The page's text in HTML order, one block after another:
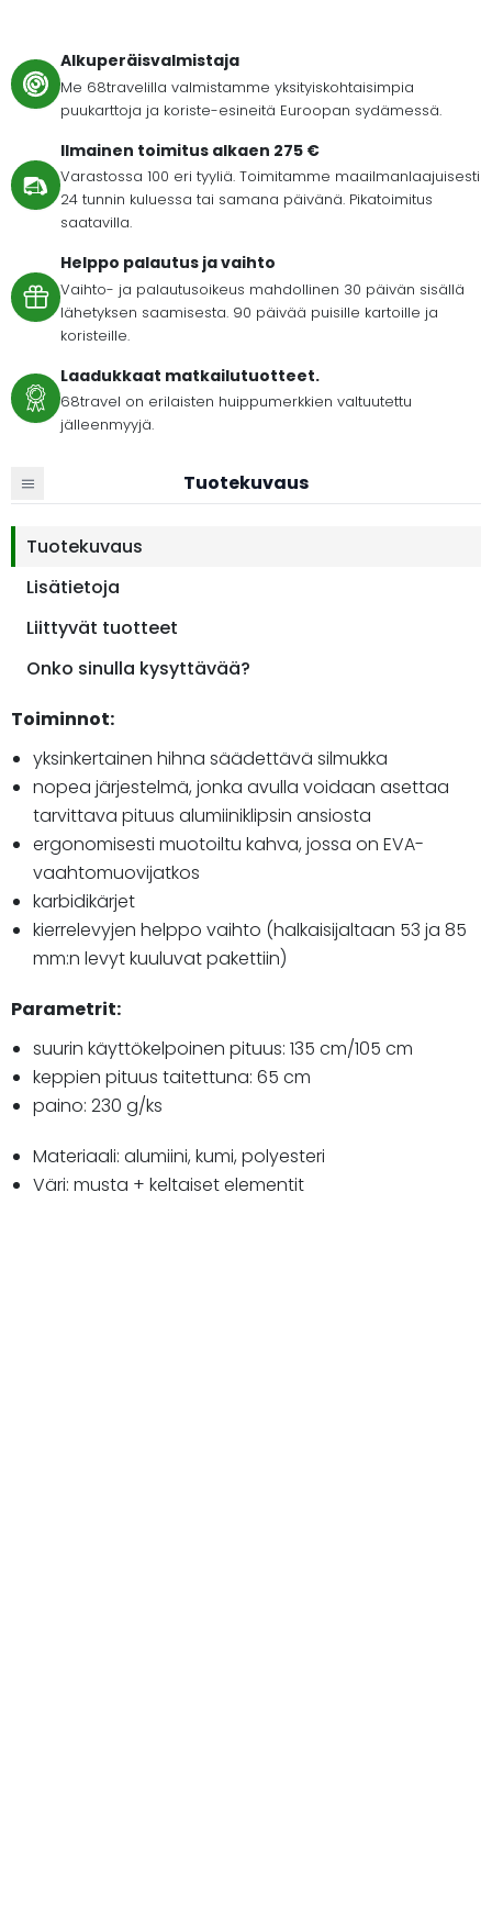
Alkuperäisvalmistaja
Me 68travelilla valmistamme yksityiskohtaisimpia
puukarttoja ja koriste-esineitä Euroopan sydämessä.
Ilmainen toimitus alkaen 275 €
Varastossa 100 eri tyyliä. Toimitamme maailmanlaajuisesti
24 tunnin kuluessa tai samana päivänä. Pikatoimitus
saatavilla.
Helppo palautus ja vaihto
Vaihto- ja palautusoikeus mahdollinen 30 päivän sisällä
lähetyksen saamisesta. 90 päivää puisille kartoille ja
koristeille.
Laadukkaat matkailutuotteet.
68travel on erilaisten huippumerkkien valtuutettu
jälleenmyyjä.
Tuotekuvaus
Tuotekuvaus
Lisätietoja
Liittyvät tuotteet
Onko sinulla kysyttävää?
Toiminnot:
yksinkertainen hihna säädettävä silmukka
nopea järjestelmä, jonka avulla voidaan asettaa
tarvittava pituus alumiiniklipsin ansiosta
ergonomisesti muotoiltu kahva, jossa on EVA-
vaahtomuovijatkos
karbidikärjet
kierrelevyjen helppo vaihto (halkaisijaltaan 53 ja 85
mm:n levyt kuuluvat pakettiin)
Parametrit:
suurin käyttökelpoinen pituus: 135 cm/105 cm
keppien pituus taitettuna: 65 cm
paino: 230 g/ks
Materiaali: alumiini, kumi, polyesteri
Väri: musta + keltaiset elementit